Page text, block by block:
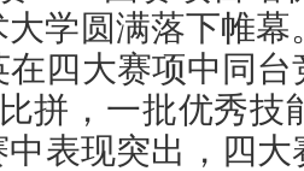
学圆满落下帷
在四大赛项中同
拼，一批优秀技
表现突出，四